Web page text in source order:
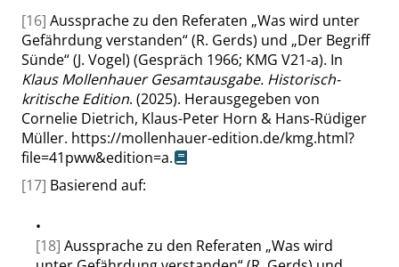
[16] Aussprache zu den Referaten „Was wird unter
Gefährdung verstanden“(R. Gerds) und „Der Begriff
Sünde“(J. Vogel) (Gespräch 1966; KMG V21-a). In
Klaus Mollenhauer Gesamtausgabe. Historisch-
kritische Edition. (2025). Herausgegeben von
Cornelie Dietrich, Klaus-Peter Horn & Hans-Rüdiger
Müller. https://mollenhauer-edition.de/kmg.html?
file=41pww&edition=a.
[17] Basierend auf:
•
[18] Aussprache zu den Referaten „Was wird